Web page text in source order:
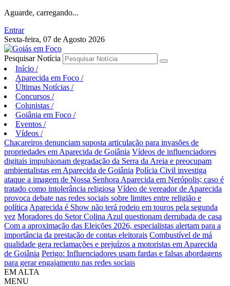
Aguarde, carregando...
Entrar
Sexta-feira, 07 de Agosto 2026
Pesquisar Notícia
Início /
Aparecida em Foco /
Últimas Notícias /
Concursos /
Colunistas /
Goiânia em Foco /
Eventos /
Vídeos /
Chacareiros denunciam suposta articulação para invasões de
propriedades em Aparecida de Goiânia Vídeos de influenciadores
digitais impulsionam degradação da Serra da Areia e preocupam
ambientalistas em Aparecida de Goiânia Polícia Civil investiga
ataque a imagem de Nossa Senhora Aparecida em Nerópolis; caso é
tratado como intolerância religiosa Vídeo de vereador de Aparecida
provoca debate nas redes sociais sobre limites entre religião e
política Aparecida é Show não terá rodeio em touros pela segunda
vez Moradores do Setor Colina Azul questionam derrubada de casa
Com a aproximação das Eleições 2026, especialistas alertam para a
importância da prestação de contas eleitorais Combustível de má
qualidade gera reclamações e prejuízos a motoristas em Aparecida
de Goiânia Perigo: Influenciadores usam fardas e falsas abordagens
para gerar engajamento nas redes sociais
EM ALTA
MENU